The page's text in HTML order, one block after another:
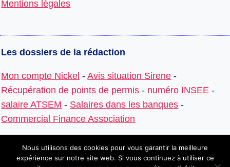
Mentions légales
Les dossiers de la rédaction
Mon compte Nickel -Avis situation Sirene -
Récupération de points de permis - numéro INSEE -
salaire ATSEM - Salaires dans les banques -
Commercial Finance Association
Nous utilisons des cookies pour vous garantir la meilleure
expérience sur notre site web. Si vous continuez à utiliser ce